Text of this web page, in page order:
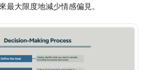
最大限度地減少情感偏見。